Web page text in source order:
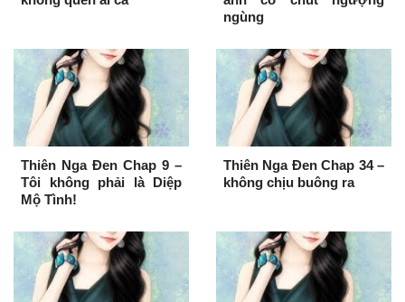
ngùng
Thiên Nga Đen Chap 9 –
Tôi không phải là Diệp
Mộ Tình!
Thiên Nga Đen Chap 34 –
không chịu buông ra